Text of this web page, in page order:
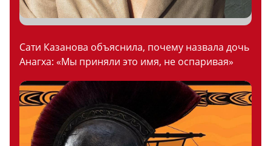
Сати Казанова объяснила, почему назвала дочь
Анагха: «Мы приняли это имя, не оспаривая»